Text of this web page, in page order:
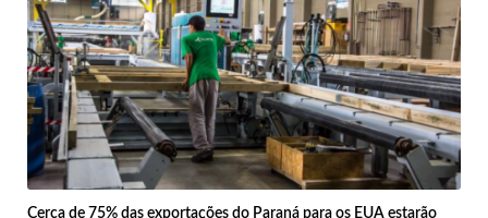
Cerca de 75% das exportações do Paraná para os EUA estarão